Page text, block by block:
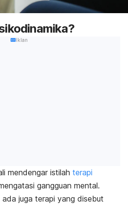
Iklan
mendengar istilah terapi
gangguan mental.
juga terapi yang disebut